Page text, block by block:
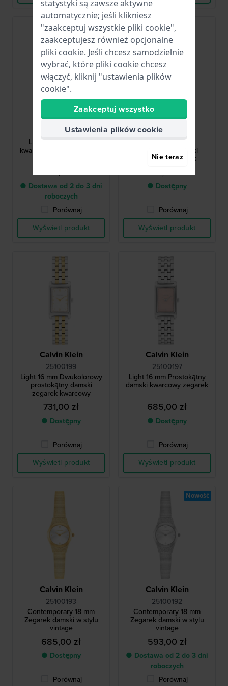
Calvin Klein
25100169
Luxe 34 mm Srebrny
kwarcowy damski zegarek
685,00 zł
● Dostawa od 2 do 3 dni
roboczych
Porównaj
Wyświetl produkt
Nowość
Calvin Klein
25100198
Light 16 mm Złoty
prostokątny damski
kwarcowy zegarek
731,00 zł
● Dostępny
Porównaj
Wyświetl produkt
Calvin Klein
25100199
Light 16 mm Dwukolorowy
prostokątny damski
zegarek kwarcowy
731,00 zł
● Dostępny
Porównaj
Wyświetl produkt
Calvin Klein
25100197
Light 16 mm Prostokątny
damski kwarcowy zegarek
685,00 zł
● Dostępny
Porównaj
Wyświetl produkt
Calvin Klein
25100193
Contemporary 18 mm
Zegarek damski w stylu
vintage
685,00 zł
● Dostępny
Porównaj
Calvin Klein
25100192
Contemporary 18 mm
Zegarek damski w stylu
vintage
593,00 zł
● Dostawa od 2 do 3 dni
roboczych
Porównaj
Nowość
statystyki są zawsze aktywne
automatycznie; jeśli klikniesz
"zaakceptuj wszystkie pliki cookie",
zaakceptujesz również opcjonalne
pliki cookie. Jeśli chcesz samodzielnie
wybrać, które pliki cookie chcesz
włączyć, kliknij "ustawienia plików
cookie".
Zaakceptuj wszystko
Ustawienia plików cookie
Nie teraz